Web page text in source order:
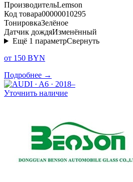
ПроизводительLemson
Код товара00000010295
ТонировкаЗелёное
Датчик дождяИзменённый
Ещё 1 параметрСвернуть
от 150 BYN
Подробнее →
Уточнить наличие